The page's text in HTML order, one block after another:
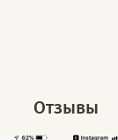
Отзывы